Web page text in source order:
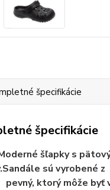
špecifikácie
špecifikácie
šľapky s
sú vyrobené
pevný, ktorý môže byť